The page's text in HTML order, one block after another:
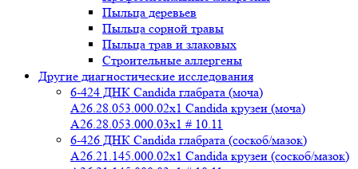
Пыльца деревьев
Пыльца сорной травы
Пыльца трав и злаковых
Строительные аллергены
Другие диагностические исследования
6-424 ДНК Candida глабрата (моча)
A26.28.053.000.02x1 Candida крузеи (моча)
A26.28.053.000.03x1 # 10.11
6-426 ДНК Candida глабрата (соскоб/мазок)
A26.21.145.000.02x1 Candida крузеи (соскоб/мазок)